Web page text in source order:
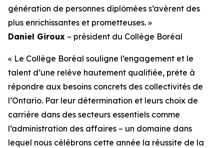
génération de personnes diplômées s’avèrent des
plus enrichissantes et prometteuses. »
Daniel Giroux – président du Collège Boréal
« Le Collège Boréal souligne l’engagement et le
talent d’une relève hautement qualifiée, prête à
répondre aux besoins concrets des collectivités de
l’Ontario. Par leur détermination et leurs choix de
carrière dans des secteurs essentiels comme
l’administration des affaires – un domaine dans
lequel nous célébrons cette année la réussite de la